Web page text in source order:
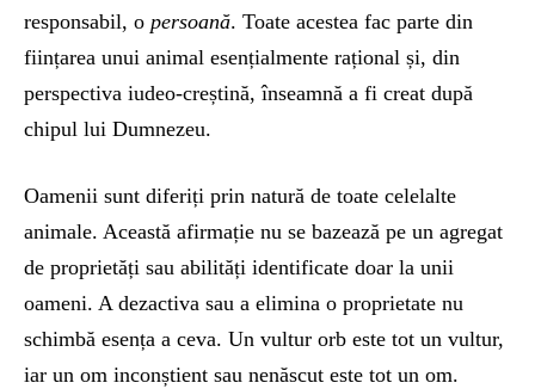
responsabil, o persoană. Toate acestea fac parte din
ființarea unui animal esențialmente rațional și, din
perspectiva iudeo-creștină, înseamnă a fi creat după
chipul lui Dumnezeu.
Oamenii sunt diferiți prin natură de toate celelalte
animale. Această afirmație nu se bazează pe un agregat
de proprietăți sau abilități identificate doar la unii
oameni. A dezactiva sau a elimina o proprietate nu
schimbă esența a ceva. Un vultur orb este tot un vultur,
iar un om inconștient sau nenăscut este tot un om.